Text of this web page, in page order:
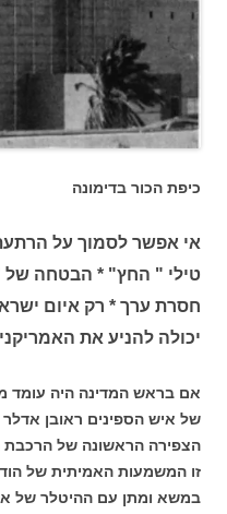
כיפת הכור בדימונה
אי אפשר לסמוך על
טילי " החץ" * הבטחה של
חסרת ערך * רק איום
יכולה להניע את
אם בראש המדינה היה עומד
של איש הספינים ראובן
הצפירה הראשונה של
זו המשמעות האמיתית של
במשא ומתן עם ההיטלר של